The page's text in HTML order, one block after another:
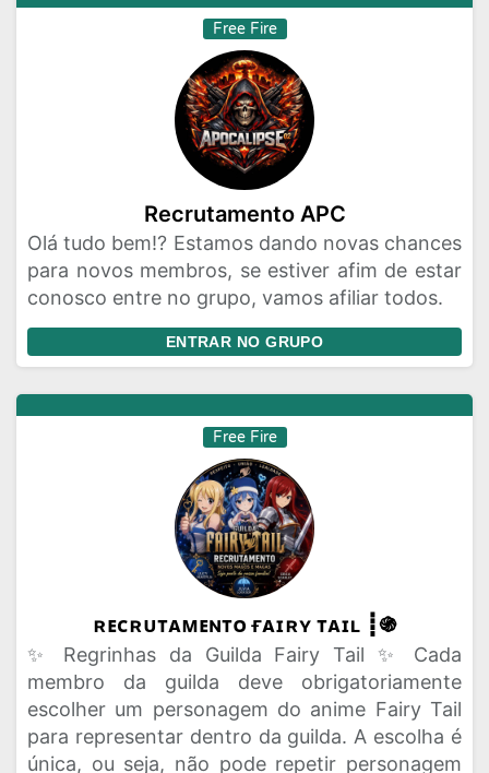
Free Fire
Recrutamento APC
Olá tudo bem!? Estamos dando novas chances
para novos membros, se estiver afim de estar
conosco entre no grupo, vamos afiliar todos.
ENTRAR NO GRUPO
Free Fire
ʀᴇᴄʀᴜᴛᴀᴍᴇɴᴛᴏ ғᴀɪʀʏ ᴛᴀɪʟ ┋֍
✨ Regrinhas da Guilda Fairy Tail ✨ Cada
membro da guilda deve obrigatoriamente
escolher um personagem do anime Fairy Tail
para representar dentro da guilda. A escolha é
única, ou seja, não pode repetir personagem